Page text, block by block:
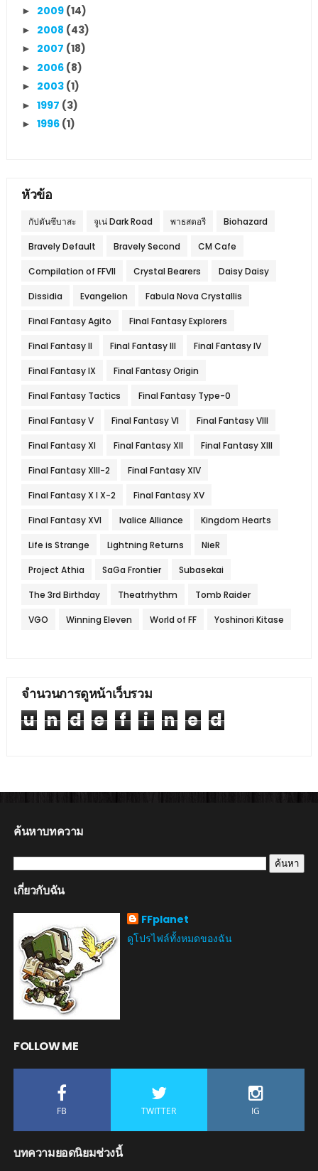
► 2009 (14)
► 2008 (43)
► 2007 (18)
► 2006 (8)
► 2003 (1)
► 1997 (3)
► 1996 (1)
หัวข้อ
กัปตันซึบาสะ จูเน่ Dark Road พาธสตอรี Biohazard
Bravely Default Bravely Second CM Cafe
Compilation of FFVII Crystal Bearers Daisy Daisy
Dissidia Evangelion Fabula Nova Crystallis
Final Fantasy Agito Final Fantasy Explorers
Final Fantasy II Final Fantasy III Final Fantasy IV
Final Fantasy IX Final Fantasy Origin
Final Fantasy Tactics Final Fantasy Type-0
Final Fantasy V Final Fantasy VI Final Fantasy VIII
Final Fantasy XI Final Fantasy XII Final Fantasy XIII
Final Fantasy XIII-2 Final Fantasy XIV
Final Fantasy X l X-2 Final Fantasy XV
Final Fantasy XVI Ivalice Alliance Kingdom Hearts
Life is Strange Lightning Returns NieR
Project Athia SaGa Frontier Subasekai
The 3rd Birthday Theatrhythm Tomb Raider
VGO Winning Eleven World of FF Yoshinori Kitase
จำนวนการดูหน้าเว็บรวม
u n d e f i n e d
ค้นหาบทความ
เกี่ยวกับฉัน
FFplanet
ดูโปรไฟล์ทั้งหมดของฉัน
FOLLOW ME
FB TWITTER IG
บทความยอดนิยมช่วงนี้